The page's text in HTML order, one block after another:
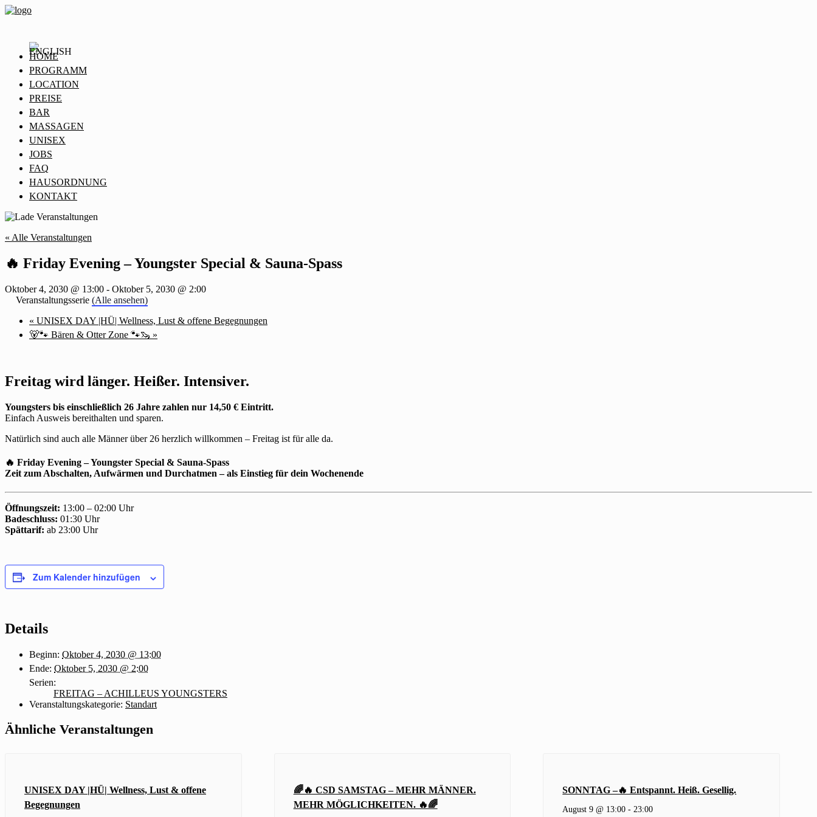
HOME
PROGRAMM
LOCATION
PREISE
BAR
MASSAGEN
UNISEX
JOBS
FAQ
HAUSORDNUNG
KONTAKT
« Alle Veranstaltungen
🔥 Friday Evening – Youngster Special & Sauna-Spass
Oktober 4, 2030 @ 13:00 - Oktober 5, 2030 @ 2:00
Veranstaltungsserie (Alle ansehen)
« UNISEX DAY |HÜ| Wellness, Lust & offene Begegnungen
🐻🐾 Bären & Otter Zone 🐾🦦 »
Freitag wird länger. Heißer. Intensiver.
Youngsters bis einschließlich 26 Jahre zahlen nur 14,50 € Eintritt.
Einfach Ausweis bereithalten und sparen.
Natürlich sind auch alle Männer über 26 herzlich willkommen – Freitag ist für alle da.
🔥 Friday Evening – Youngster Special & Sauna-Spass
Zeit zum Abschalten, Aufwärmen und Durchatmen – als Einstieg für dein Wochenende
Öffnungszeit: 13:00 – 02:00 Uhr
Badeschluss: 01:30 Uhr
Spättarif: ab 23:00 Uhr
Zum Kalender hinzufügen
Details
Beginn: Oktober 4, 2030 @ 13:00
Ende: Oktober 5, 2030 @ 2:00
Serien:
FREITAG – ACHILLEUS YOUNGSTERS
Veranstaltungskategorie: Standart
Ähnliche Veranstaltungen
UNISEX DAY |HÜ| Wellness, Lust & offene
Begegnungen
🌈🔥 CSD SAMSTAG – MEHR MÄNNER.
MEHR MÖGLICHKEITEN. 🔥🌈
SONNTAG –🔥 Entspannt. Heiß. Gesellig.
August 9 @ 13:00 -23:00